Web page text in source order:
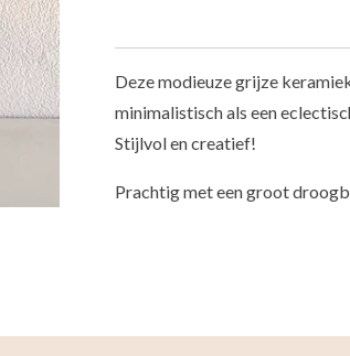
Deze modieuze grijze
minimalistisch als een
Stijlvol en creatief!
Prachtig met een groot